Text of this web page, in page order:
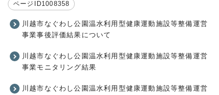
ページID1008358
川越市なぐわし公園温水利用型健康運動施設等整備運営
事業事後評価結果について
川越市なぐわし公園温水利用型健康運動施設等整備運営
事業モニタリング結果
川越市なぐわし公園温水利用型健康運動施設等整備運営